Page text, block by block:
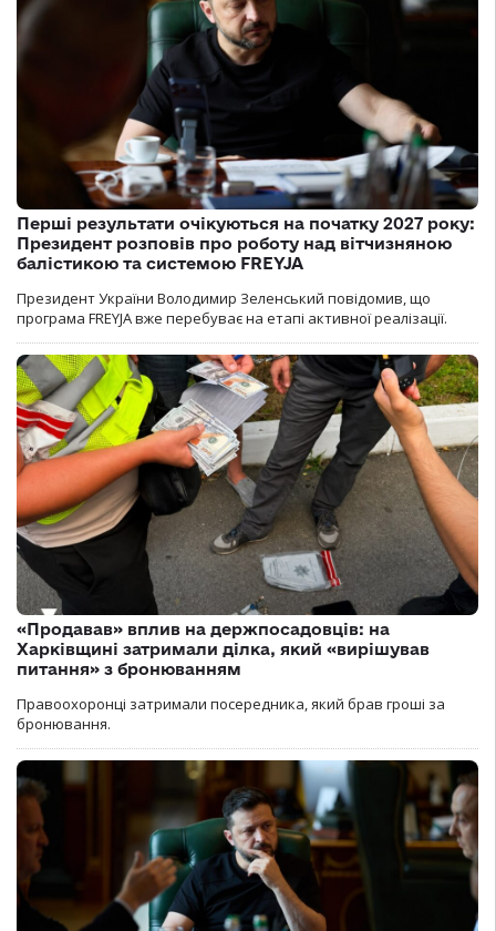
Перші результати очікуються на початку 2027 року:
Президент розповів про роботу над вітчизняною
балістикою та системою FREYJA
Президент України Володимир Зеленський повідомив, що
програма FREYJA вже перебуває на етапі активної реалізації.
«Продавав» вплив на держпосадовців: на
Харківщині затримали ділка, який «вирішував
питання» з бронюванням
Правоохоронці затримали посередника, який брав гроші за
бронювання.